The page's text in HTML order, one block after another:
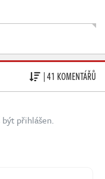
| 41 KOMENTÁŘŮ
přihlášen.